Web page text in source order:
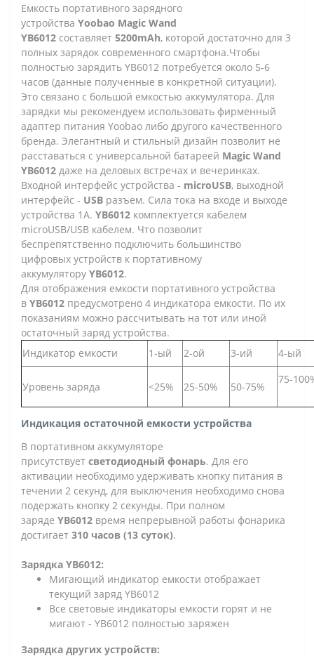
Емкость портативного зарядного
устройства Yoobao Magic Wand
YB6012 составляет 5200mAh, которой достаточно для 3
полных зарядок современного смартфона.Чтобы
полностью зарядить YB6012 потребуется около 5-6
часов (данные полученные в конкретной ситуации).
Это связано с большой емкостью аккумулятора. Для
зарядки мы рекомендуем использовать фирменный
адаптер питания Yoobao либо другого качественного
бренда. Элегантный и стильный дизайн позволит не
расставаться с универсальной батареей Magic Wand
YB6012 даже на деловых встречах и вечеринках.
Входной интерфейс устройства - microUSB, выходной
интерфейс - USB разъем. Сила тока на входе и выходе
устройства 1А. YB6012 комплектуется кабелем
microUSB/USB кабелем. Что позволит
беспрепятственно подключить большинство
цифровых устройств к портативному
аккумулятору YB6012.
Для отображения емкости портативного устройства
в YB6012 предусмотрено 4 индикатора емкости. По их
показаниям можно рассчитывать на тот или иной
остаточный заряд устройства.
Индикация остаточной емкости устройства
Индикатор емкости 1-ый 2-ой 3-ий 4-ый
Уровень заряда <25% 25-50% 50-75%
75-
В портативном аккумуляторе
присутствует светодиодный фонарь. Для его
активации необходимо удерживать кнопку питания в
течении 2 секунд, для выключения необходимо снова
подержать кнопку 2 секунды. При полном
заряде YB6012 время непрерывной работы фонарика
достигает 310 часов (13 суток).
Зарядка YB6012:
Мигающий индикатор емкости отображает
текущий заряд YB6012
Все световые индикаторы емкости горят и не
мигают - YB6012 полностью заряжен
Зарядка других устройств: